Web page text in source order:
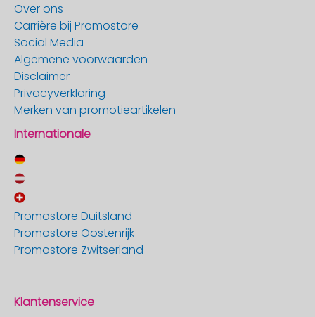
Over ons
Carrière bij Promostore
Social Media
Algemene voorwaarden
Disclaimer
Privacyverklaring
Merken van promotieartikelen
Internationale
Promostore Duitsland
Promostore Oostenrijk
Promostore Zwitserland
Klantenservice